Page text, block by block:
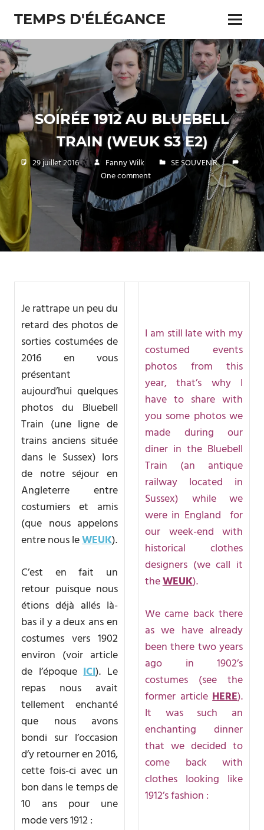
content
TEMPS D'ÉLÉGANCE
Pour
les
passionnés
de
costumes
Menu
SOIRÉE 1912 AU BLUEBELL
TRAIN (WEUK S3 E2)
29 juillet 2016 Fanny Wilk
SE SOUVENIR
One comment
Je rattrape un peu du
retard des photos de
sorties costumées de
2016 en vous
présentant
aujourd’hui quelques
photos du Bluebell
Train (une ligne de
trains anciens située
dans le Sussex) lors
de notre séjour en
Angleterre entre
costumiers et amis
(que nous appelons
entre nous leWEUK).
C’est en fait un
retour puisque nous
étions déjà allés là-
bas il y a deux ans en
costumes vers 1902
environ (voir article
de l’époqueICI). Le
repas nous avait
tellement enchanté
que nous avons
bondi sur l’occasion
d’y retourner en 2016,
cette fois-ci avec un
bon dans le temps de
10 ans pour une
mode vers 1912 :
I am still late with my
costumed events
photos from this
year, that’s why I
have to share with
you some photos we
made during our
diner in the Bluebell
Train (an antique
railway located in
Sussex) while we
were in England for
our week-end with
historical clothes
designers (we call it
theWEUK).
We came back there
as we have already
been there two years
ago in 1902’s
costumes (see the
former articleHERE).
It was such an
enchanting dinner
that we decided to
come back with
clothes looking like
1912’s fashion :